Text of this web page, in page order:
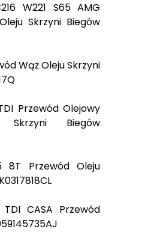
W221 S65 AMG
Skrzyni Biegów
Wąż Oleju Skrzyni
Przewód Olejowy
Skrzyni Biegów
Przewód Oleju
CASA Przewód